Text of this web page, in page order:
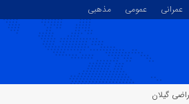
عمرانی عمومی
مذهبی